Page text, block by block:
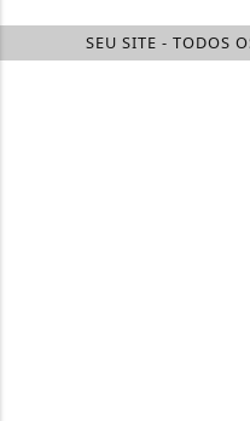
SEU SITE - TODOS